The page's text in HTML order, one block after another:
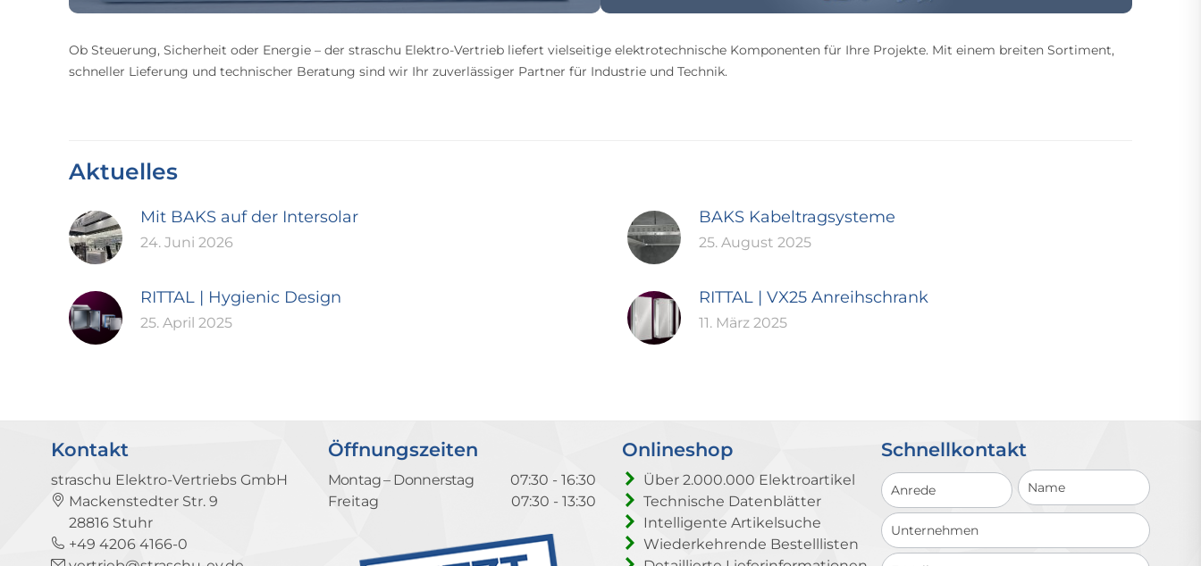
Ob Steuerung, Sicherheit oder Energie – der straschu Elektro-Vertrieb liefert vielseitige elektrotechnische Komponenten für Ihre Projekte. Mit einem breiten Sortiment,
schneller Lieferung und technischer Beratung sind wir Ihr zuverlässiger Partner für Industrie und Technik.
Aktuelles
Mit BAKS auf der Intersolar
24. Juni 2026
BAKS Kabeltragsysteme
25. August 2025
RITTAL | Hygienic Design
25. April 2025
RITTAL | VX25 Anreihschrank
11. März 2025
Kontakt
straschu Elektro-Vertriebs GmbH
Mackenstedter Str. 9
28816 Stuhr
+49 4206 4166-0
Öffnungszeiten
Montag – Donnerstag
07:30 - 16:30
Freitag
07:30 - 13:30
Onlineshop
Über 2.000.000 Elektroartikel
Technische Datenblätter
Intelligente Artikelsuche
Wiederkehrende Bestelllisten
Schnellkontakt
Schnellkontakt